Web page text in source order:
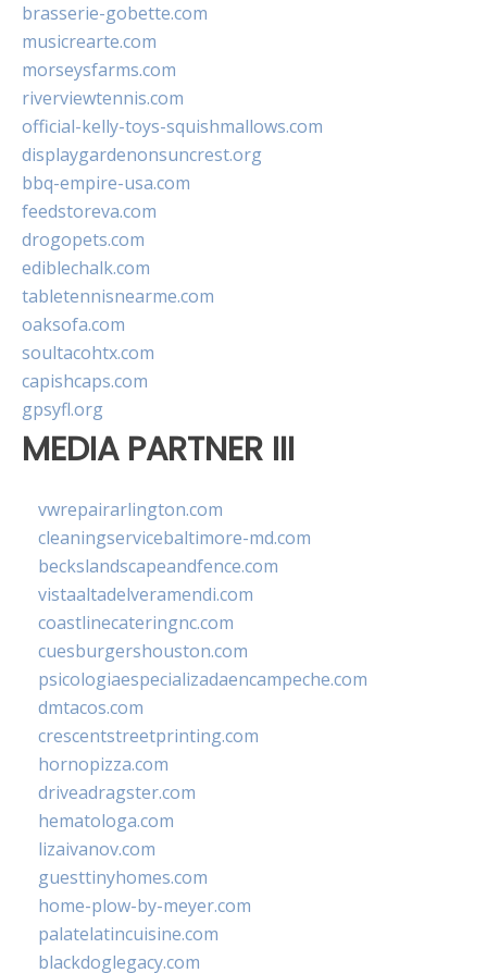
brasserie-gobette.com
musicrearte.com
morseysfarms.com
riverviewtennis.com
official-kelly-toys-squishmallows.com
displaygardenonsuncrest.org
bbq-empire-usa.com
feedstoreva.com
drogopets.com
ediblechalk.com
tabletennisnearme.com
oaksofa.com
soultacohtx.com
capishcaps.com
gpsyfl.org
MEDIA PARTNER III
vwrepairarlington.com
cleaningservicebaltimore-md.com
beckslandscapeandfence.com
vistaaltadelveramendi.com
coastlinecateringnc.com
cuesburgershouston.com
psicologiaespecializadaencampeche.com
dmtacos.com
crescentstreetprinting.com
hornopizza.com
driveadragster.com
hematologa.com
lizaivanov.com
guesttinyhomes.com
home-plow-by-meyer.com
palatelatincuisine.com
blackdoglegacy.com